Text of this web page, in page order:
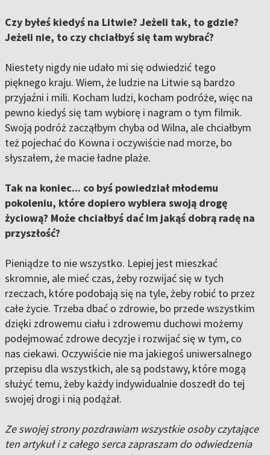
Czy byłeś kiedyś na Litwie? Jeżeli tak, to gdzie?
Jeżeli nie, to czy chciałbyś się tam wybrać?
Niestety nigdy nie udało mi się odwiedzić tego
pięknego kraju. Wiem, że ludzie na Litwie są bardzo
przyjaźni i mili. Kocham ludzi, kocham podróże, więc na
pewno kiedyś się tam wybiorę i nagram o tym filmik.
Swoją podróż zacząłbym chyba od Wilna, ale chciałbym
też pojechać do Kowna i oczywiście nad morze, bo
słyszałem, że macie ładne plaże.
Tak na koniec... co byś powiedział młodemu
pokoleniu, które dopiero wybiera swoją drogę
życiową? Może chciałbyś dać im jakąś dobrą radę na
przyszłość?
Pieniądze to nie wszystko. Lepiej jest mieszkać
skromnie, ale mieć czas, żeby rozwijać się w tych
rzeczach, które podobają się na tyle, żeby robić to przez
całe życie. Trzeba dbać o zdrowie, bo przede wszystkim
dzięki zdrowemu ciału i zdrowemu duchowi możemy
podejmować zdrowe decyzje i rozwijać się w tym, co
nas ciekawi. Oczywiście nie ma jakiegoś uniwersalnego
przepisu dla wszystkich, ale są podstawy, które mogą
służyć temu, żeby każdy indywidualnie doszedł do tej
swojej drogi i nią podążał.
Ze swojej strony pozdrawiam wszystkie osoby czytające
ten artykuł i z całego serca zapraszam do odwiedzenia